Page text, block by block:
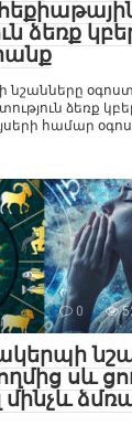
ձեռք
նշանները
ձեռք
համար
0
սև
մինչև